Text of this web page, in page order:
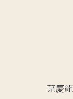
葉慶龍